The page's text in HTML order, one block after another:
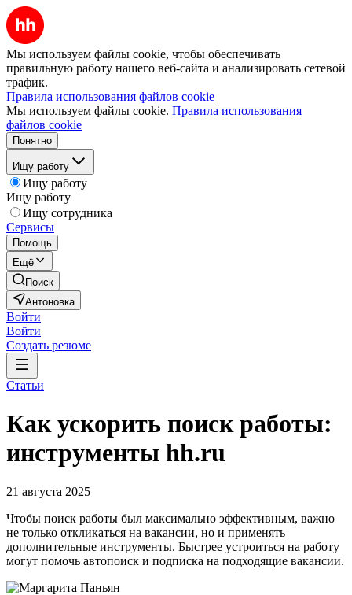
Мы используем файлы cookie, чтобы обеспечивать
правильную работу нашего веб-сайта и анализировать сетевой
трафик.
Правила использования файлов cookie
Мы используем файлы cookie. Правила использования
файлов cookie
Понятно
Ищу работу
Ищу работу
Ищу работу
Ищу сотрудника
Сервисы
Помощь
Ещё
Поиск
Антоновка
Войти
Войти
Создать резюме
Статьи
Как ускорить поиск работы:
инструменты hh.ru
21 августа 2025
Чтобы поиск работы был максимально эффективным, важно
не только откликаться на вакансии, но и применять
дополнительные инструменты. Быстрее устроиться на работу
могут помочь автопоиск и подписка на подходящие вакансии.